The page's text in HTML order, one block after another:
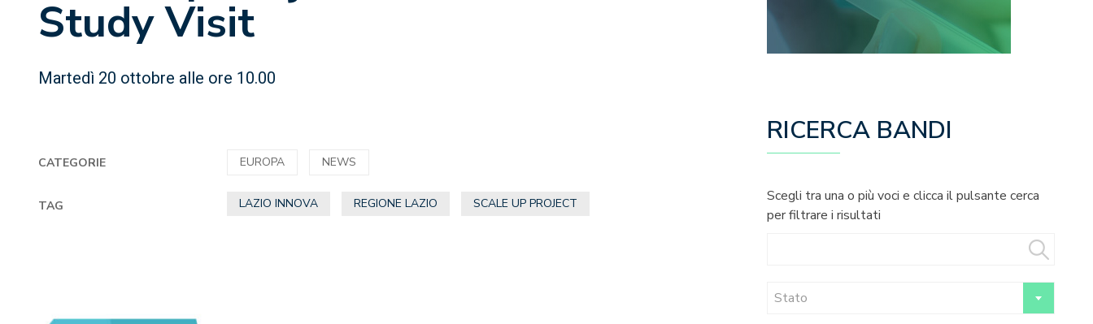
Study Visit
Martedì 20 ottobre alle ore 10.00
CATEGORIE EUROPA NEWS
TAG LAZIO INNOVA REGIONE LAZIO SCALE UP PROJECT
RICERCA BANDI
Scegli tra una o più voci e clicca il pulsante cerca
per filtrare i risultati
Stato